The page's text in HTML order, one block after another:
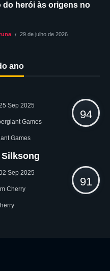
do herói às origens no
29 de julho de 2026
ano
Sep 2025
Games
Games
94
Sep 2025
Cherry
91